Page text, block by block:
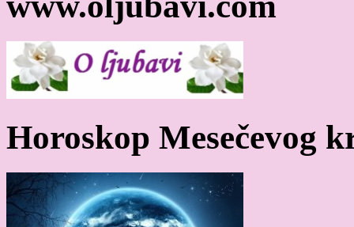
Horoskop Mesečevog